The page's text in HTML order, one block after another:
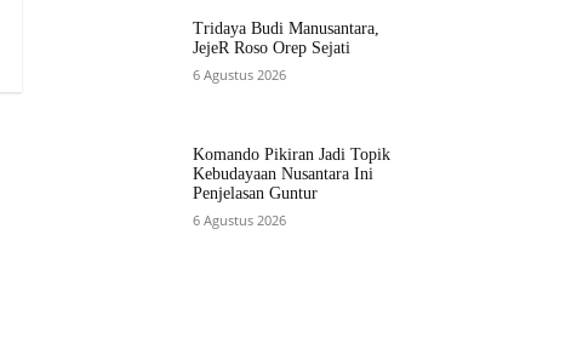
Tridaya Budi Manusantara,
JejeR Roso Orep Sejati
6 Agustus 2026
Komando Pikiran Jadi Topik
Kebudayaan Nusantara Ini
Penjelasan Guntur
6 Agustus 2026